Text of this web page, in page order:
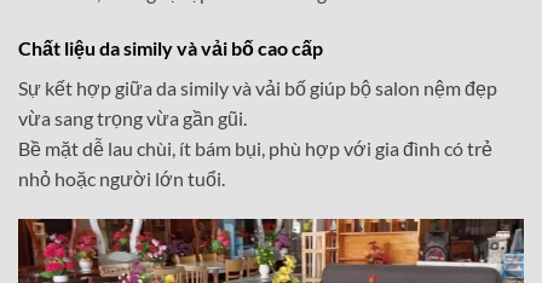
Chất liệu da simily và vải bố cao cấp
Sự kết hợp giữa da simily và vải bố giúp bộ salon nệm đẹp
vừa sang trọng vừa gần gũi.
Bề mặt dễ lau chùi, ít bám bụi, phù hợp với gia đình có trẻ
nhỏ hoặc người lớn tuổi.